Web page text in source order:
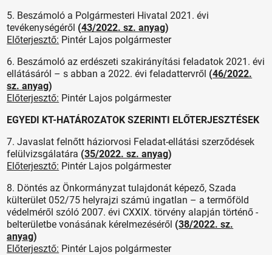
5. Beszámoló a Polgármesteri Hivatal 2021. évi
tevékenységéről (43/2022. sz. anyag)
Előterjesztő: Pintér Lajos polgármester
6. Beszámoló az erdészeti szakirányítási feladatok 2021. évi
ellátásáról – s abban a 2022. évi feladattervről (46/2022.
sz. anyag)
Előterjesztő: Pintér Lajos polgármester
EGYEDI KT-HATÁROZATOK SZERINTI ELŐTERJESZTÉSEK
7. Javaslat felnőtt háziorvosi Feladat-ellátási szerződések
felülvizsgálatára (35/2022. sz. anyag)
Előterjesztő: Pintér Lajos polgármester
8. Döntés az Önkormányzat tulajdonát képező, Szada
külterület 052/75 helyrajzi számú ingatlan – a termőföld
védelméről szóló 2007. évi CXXIX. törvény alapján történő -
belterületbe vonásának kérelmezéséről (38/2022. sz.
anyag)
Előterjesztő: Pintér Lajos polgármester